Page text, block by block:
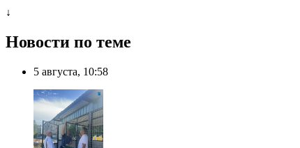
↓
Новости по теме
5 августа, 10:58